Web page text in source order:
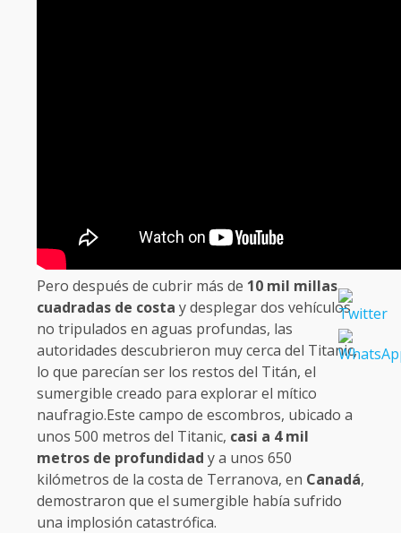
Pero después de cubrir más de 10 mil millas
cuadradas de costa y desplegar dos vehículos
no tripulados en aguas profundas, las
autoridades descubrieron muy cerca del Titanic,
lo que parecían ser los restos del Titán, el
sumergible creado para explorar el mítico
naufragio.Este campo de escombros, ubicado a
unos 500 metros del Titanic, casi a 4 mil
metros de profundidad y a unos 650
kilómetros de la costa de Terranova, en Canadá,
demostraron que el sumergible había sufrido
una implosión catastrófica.